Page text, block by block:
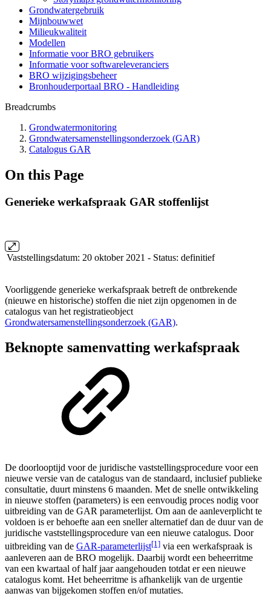
Grondwatergebruik
Mijnbouwwet
Milieukwaliteit
Modellen
Informatie voor BRO gebruikers
Informatie voor softwareleveranciers
BRO wijzigingsbeheer
Bronhouderportaal BRO - Handleiding
Breadcrumbs
Grondwatermonitoring
Grondwatersamenstellingsonderzoek (GAR)
Catalogus GAR
On this Page
Generieke werkafspraak GAR stoffenlijst
Vaststellingsdatum: 20 oktober 2021 - Status: definitief
Voorliggende generieke werkafspraak betreft de ontbrekende
(nieuwe en historische) stoffen die niet zijn opgenomen in de
catalogus van het registratieobject
Grondwatersamenstellingsonderzoek (GAR).
Beknopte samenvatting werkafspraak
De doorlooptijd voor de juridische vaststellingsprocedure voor een
nieuwe versie van de catalogus van de standaard, inclusief publieke
consultatie, duurt minstens 6 maanden. Met de snelle ontwikkeling
in nieuwe stoffen (parameters) is een eenvoudig proces nodig voor
uitbreiding van de GAR parameterlijst. Om aan de aanleverplicht te
voldoen is er behoefte aan een sneller alternatief dan de duur van de
juridische vaststellingsprocedure van een nieuwe catalogus. Door
uitbreiding van de GAR-parameterlijst[1] via een werkafspraak is
aanleveren aan de BRO mogelijk. Daarbij wordt een beheerritme
van een kwartaal of half jaar aangehouden totdat er een nieuwe
catalogus komt. Het beheerritme is afhankelijk van de urgentie
aanwas van bijgekomen stoffen en/of mutaties.